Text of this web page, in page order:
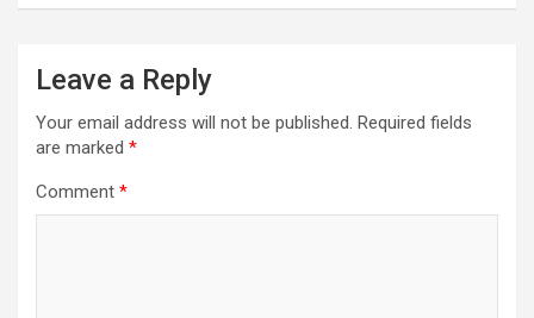
Leave a Reply
Your email address will not be published. Required fields
are marked *
Comment *